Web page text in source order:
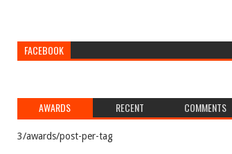
FACEBOOK
AWARDS RECENT COMMENTS
3/awards/post-per-tag